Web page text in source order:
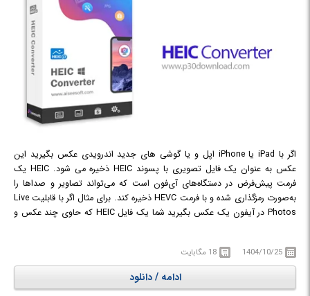
اگر با iPad یا iPhone اپل و یا گوشی های جدید اندرویدی عکس بگیرید این
عکس به عنوان یک فایل تصویری با پسوند HEIC ذخیره می شود. HEIC یک
فرمت پیش‌فرض در دستگاه‌های آی‌فون است که می‌تواند تصاویر و صداها را
به‌صورت رمزگذاری شده و با فرمت HEVC ذخیره کند. برای مثال اگر با قابلیت Live
Photos در آیفون یک عکس بگیرید شما یک فایل HEIC که حاوی چند عکس و
Compatible را انتخاب می کردید این تصاویر زنده به عنوان یک فایل تصویری
ثابت JPG و یک فایل ویدیویی MOV سه ثانیه ای ذخیره می شد.
نرم‌افزارAiseesoft HEIC Converter، امکان تبدیل تصاویر ذخیره شده بر روی
1404/10/25 18 مگابایت
ادامه / دانلود